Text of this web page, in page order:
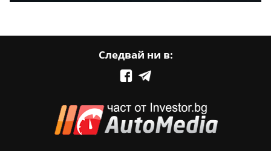
Следвай ни в: